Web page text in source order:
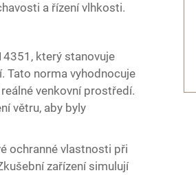
a řízení vlhkosti.
který stanovuje
Tato norma vyhodnocuje
venkovní prostředí.
větru, aby byly
ochranné vlastnosti při
zařízení simulují